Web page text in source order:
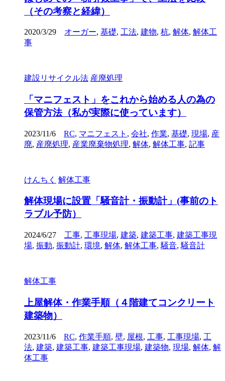
（その考察と経緯）
2020/3/29 オーガー, 基礎, 工法, 建物, 杭, 解体, 解体工
事
建設リサイクル法 産廃処理
「マニフェスト」をこれから始める人の為の
保管方法（私が実際に使っています）
2023/11/6 RC, マニフェスト , 会社, 作業, 基礎, 現場, 産
廃, 産廃処理, 産業廃棄物処理, 解体, 解体工事, 記事
けんちく 解体工事
解体現場に設置「騒音計・振動計」(事前のト
ラブル予防）
2024/6/27 工事, 工事現場, 建築, 建築工事, 建築工事現
場, 振動, 振動計, 環境, 解体, 解体工事, 騒音, 騒音計
解体工事
上屋解体・作業手順（４階建てコンクリート
建築物）
2023/11/6 RC, 作業手順, 壁, 屋根, 工事, 工事現場, 工
法, 建築, 建築工事, 建築工事現場, 建築物, 現場, 解体, 解
体工事